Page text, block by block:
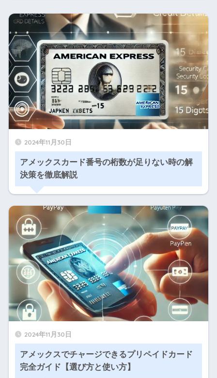
2024年11月30日
アメックスカード番号の桁数が足りない時の解
決策を徹底解説
2024年11月30日
アメックスでチャージできるプリペイドカード
完全ガイド【選び方と使い方】